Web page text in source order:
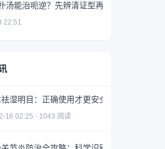
汤能治呃逆？先辨清证型再用
22:51
湿明目：正确使用才更安全有效
16 02:25 · 1043 阅读